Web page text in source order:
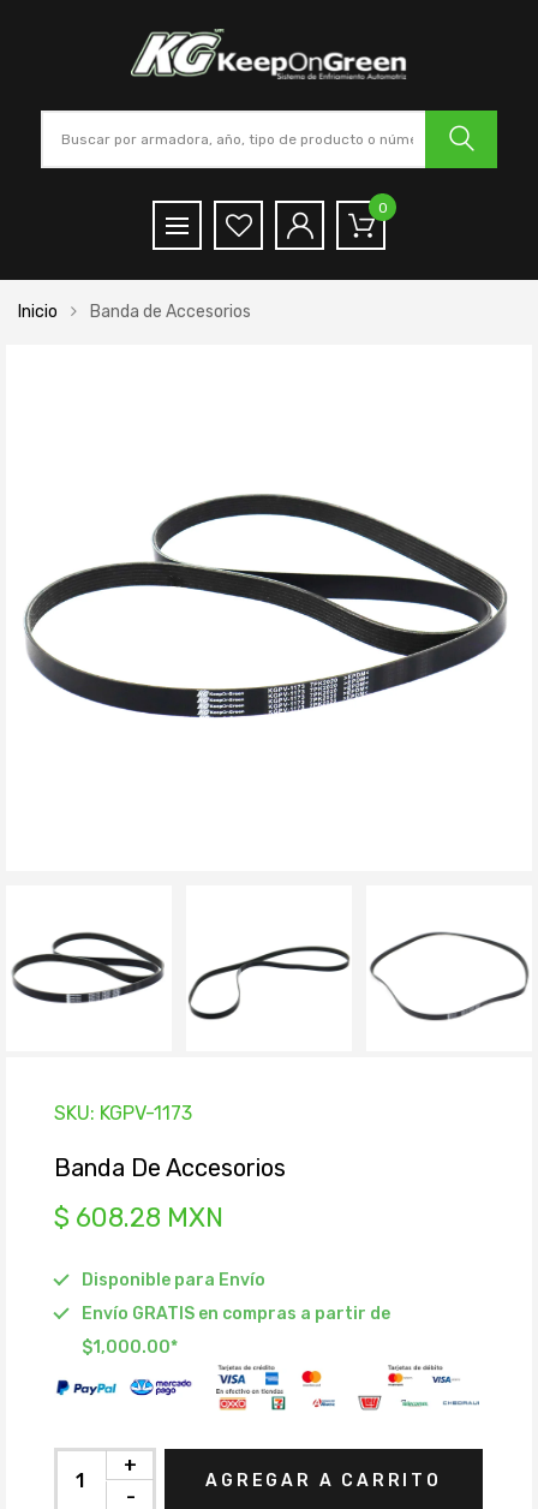
0
Inicio Banda de Accesorios
SKU: KGPV-1173
Banda De Accesorios
$ 608.28 MXN
Disponible para Envío
Envío GRATIS en compras a partir de
$1,000.00*
-
+
AGREGAR A CARRITO